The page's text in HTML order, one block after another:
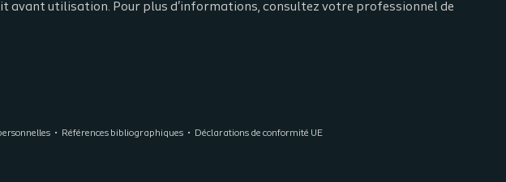
avant utilisation. Pour plus d'informations, consultez votre professionnel de
Références bibliographiques
Déclarations de conformité UE